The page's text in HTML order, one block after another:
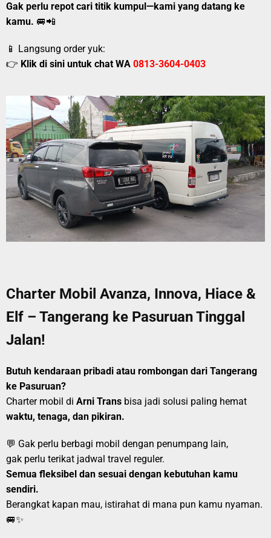
Gak perlu repot cari titik kumpul—kami yang datang ke
kamu. 🚐📲
📱 Langsung order yuk:
👉 Klik di sini untuk chat WA 0813-3604-0403
Charter Mobil Avanza, Innova, Hiace &
Elf – Tangerang ke Pasuruan Tinggal
Jalan!
Butuh kendaraan pribadi atau rombongan dari Tangerang
ke Pasuruan?
Charter mobil di Arni Trans bisa jadi solusi paling hemat
waktu, tenaga, dan pikiran.
💬 Gak perlu berbagi mobil dengan penumpang lain,
gak perlu terikat jadwal travel reguler.
Semua fleksibel dan sesuai dengan kebutuhan kamu
sendiri.
Berangkat kapan mau, istirahat di mana pun kamu nyaman.
🚐✨